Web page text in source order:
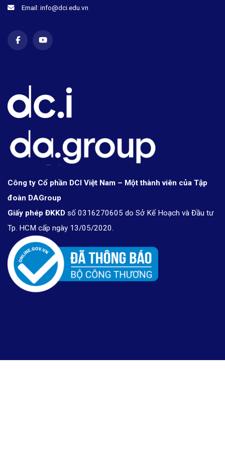
Email: info@dci.edu.vn
Công ty Cổ phần DCI Việt Nam – Một thành viên của Tập
đoàn DAGroup
Giấy phép ĐKKD số 0316270605 do Sở Kế Hoạch và Đầu tư
Tp. HCM cấp ngày 13/05/2020.